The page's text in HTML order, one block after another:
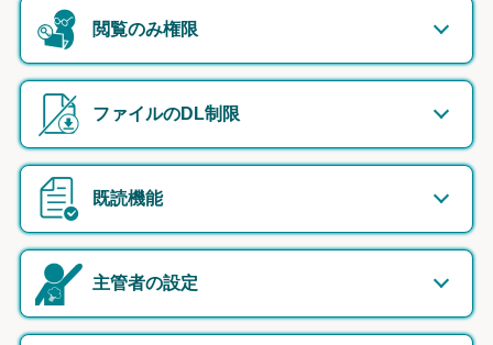
閲覧のみ権限
ファイルのDL制限
既読機能
主管者の設定